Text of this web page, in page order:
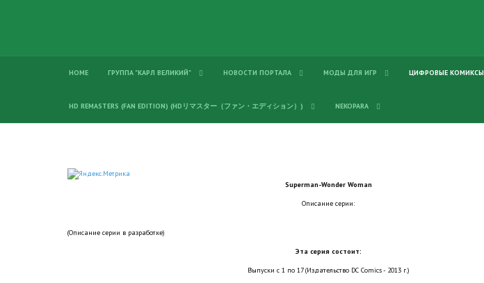
HOME ГРУППА "КАРЛ ВЕЛИКИЙ" НОВОСТИ ПОРТАЛА МОДЫ ДЛЯ ИГР ЦИФРОВЫЕ КОМИКСЫ
HD REMASTERS (FAN EDITION) (HDリマスター（ファン・エディション）) NEKOPARA
Superman-Wonder Woman
Описание серии:
(Описание серии в разработке)
Эта серия состоит:
Выпуски с 1 по 17 (Издательство DC Comics - 2013 г.)